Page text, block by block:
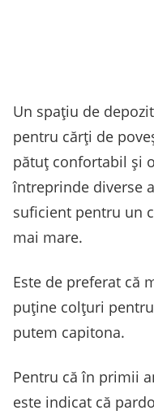
Un spațiu de
pentru cărți de
pătuț confortabil și
întreprinde diverse
suficient pentru un
mai mare.
Este de preferat că
puține colțuri
putem capitona.
Pentru că în primii
este indicat că